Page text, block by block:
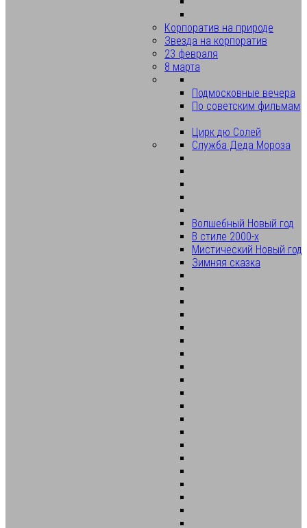
Корпоратив на природе
Звезда на корпоратив
23 февраля
8 марта
Подмосковные вечера
По советским фильмам
Цирк дю Солей
Служба Деда Мороза
Волшебный Новый год
В стиле 2000-х
Мистический Новый год
Зимняя сказка